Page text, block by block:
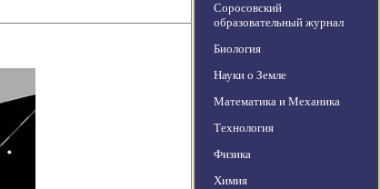
Соросовский
образовательный журнал
Биология
Науки о Земле
Математика и Механика
Технология
Физика
Химия